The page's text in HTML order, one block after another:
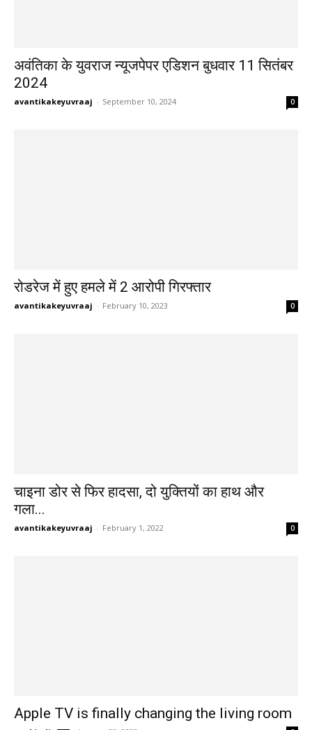
अवंतिका के युवराज न्यूजपेपर एडिशन बुधवार 11 सितंबर
2024
avantikakeyuvraaj - September 10, 2024 0
रोडरेज में हुए हमले में 2 आरोपी गिरफ्तार
avantikakeyuvraaj - February 10, 2023 0
चाइना डोर से फिर हादसा, दो युक्तियों का हाथ और
गला...
avantikakeyuvraaj - February 1, 2022 0
Apple TV is finally changing the living room